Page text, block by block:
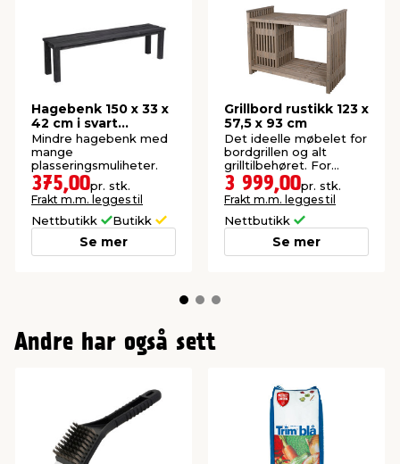
Hagebenk 150 x 33 x
42 cm i svart
grunnmalt furutre
Mindre hagebenk med
mange
plasseringsmuliheter.
375,00pr. stk.
Frakt m.m. legges til
Nettbutikk Butikk
Se mer
Grillbord rustikk 123 x
57,5 x 93 cm
Det ideelle møbelet for
bordgrillen og alt
grilltilbehøret. For
hagen eller terrassen.
3 999,00pr. stk.
Frakt m.m. legges til
Nettbutikk
Se mer
Andre har også sett